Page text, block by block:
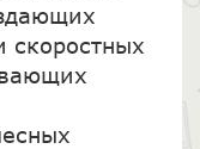
скоростных